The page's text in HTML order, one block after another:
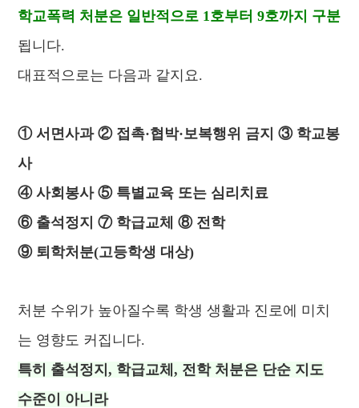
학교폭력 처분은 일반적으로 1호부터 9호까지 구분
됩니다.
대표적으로는 다음과 같지요.
① 서면사과 ② 접촉·협박·보복행위 금지 ③ 학교봉
사
④ 사회봉사 ⑤ 특별교육 또는 심리치료
⑥ 출석정지 ⑦ 학급교체 ⑧ 전학
⑨ 퇴학처분(고등학생 대상)
처분 수위가 높아질수록 학생 생활과 진로에 미치
는 영향도 커집니다.
특히 출석정지, 학급교체, 전학 처분은 단순 지도
수준이 아니라